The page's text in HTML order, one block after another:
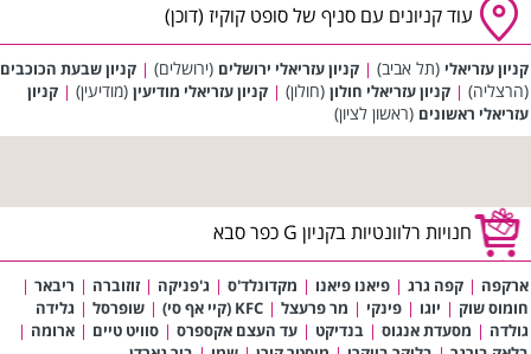
עוד קניונים עם סניף של סופט קוקיז (דוכן)
קניון עזריאלי (תל אביב) | קניון עזריאלי ירושלים (ירושלים) | קניון שבעת הכוכבים
(הרצליה) | קניון עזריאלי חולון (חולון) | קניון עזריאלי מודיעין (מודיעין) | קניון
עזריאלי ראשונים (ראשון לציון)
חנויות רלוונטיות בקניון G כפר סבא
ארקפה | קפה גרג | פיאנו פיאנו | מקדונלד'ס | ג'פניקה | זוזוברה | ריבאר |
חומוס שוק | יוגו | פינקי | מר פרעצל | KFC (קיי אף סי) | שופרסל | גלידה
גולדה | מסעדת אנגוס | בנדיקט | עד העצם אקספרס | סוויט טיים | ארומה |